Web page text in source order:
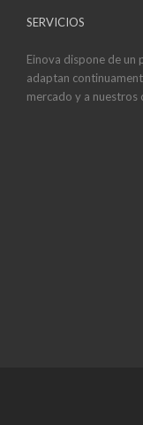
SERVICIOS
Einova dispone de un
adaptan
mercado y a nuestros